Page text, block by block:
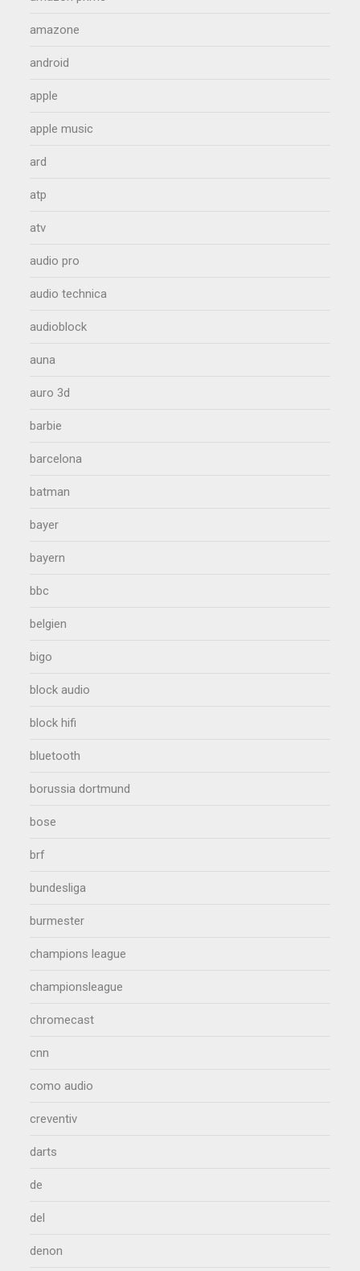
amazone
android
apple
apple music
ard
atp
atv
audio pro
audio technica
audioblock
auna
auro 3d
barbie
barcelona
batman
bayer
bayern
bbc
belgien
bigo
block audio
block hifi
bluetooth
borussia dortmund
bose
brf
bundesliga
burmester
champions league
championsleague
chromecast
cnn
como audio
creventiv
darts
de
del
denon